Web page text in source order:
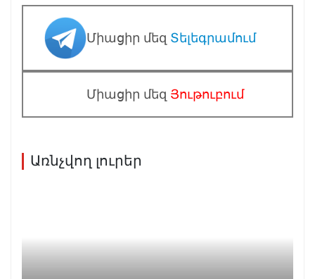
Միացիր մեզ Տելեգրամում
Միացիր մեզ Յութուբում
Առնչվող լուրեր